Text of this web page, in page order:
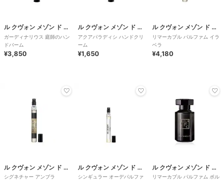
ル クヴォン メゾン ド パルファム
ガーディナリウス 庭師のハン
ドバーム
¥3,850
ル クヴォン メゾン ド パルファム
アクアパラディシ ハンドクリ
ーム
¥1,650
ル クヴォン メゾン ド パルファム
リマーカブル パルファム イラ
ベラ
¥4,180
ル クヴォン メゾン ド パルファム
シグネチャー アンブラ
ル クヴォン メゾン ド パルファム
シンギュラー オーデパルファ
ル クヴォン メゾン ド パルファム
リマーカブル パルファム ポル